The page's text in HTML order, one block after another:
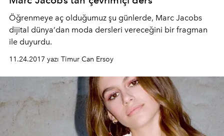
Öğrenmeye aç olduğumuz şu günlerde, Marc Jacobs
dijital dünya’dan moda dersleri vereceğini bir fragman
ile duyurdu.
11.24.2017 yazı Timur Can Ersoy